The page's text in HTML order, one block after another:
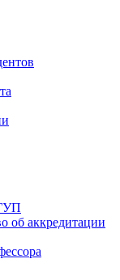
об аккредитации